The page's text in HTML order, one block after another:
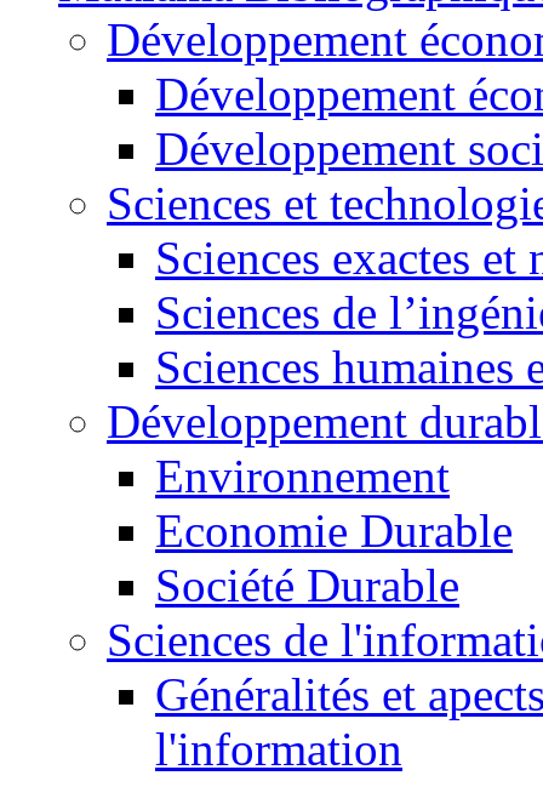
Développement
Développement
Développement
Sciences et
Sciences exactes et
Sciences de
Sciences humaines
Développement
Environnement
Economie Durable
Société Durable
Sciences de
Généralités et
l'information